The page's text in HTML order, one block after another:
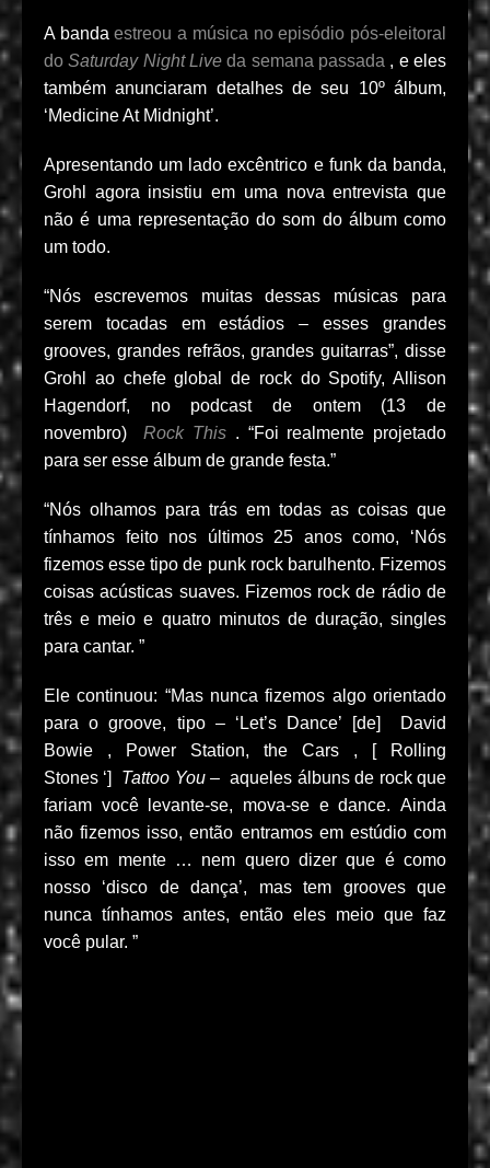
A bandaestreou a música no episódio pós-eleitoral
doSaturday Night Live da semana passada , e eles
também anunciaram detalhes de seu 10º álbum,
‘Medicine At Midnight’.
Apresentando um lado excêntrico e funk da banda,
Grohl agora insistiu em uma nova entrevista que
não é uma representação do som do álbum como
um todo.
“Nós escrevemos muitas dessas músicas para
serem tocadas em estádios – esses grandes
grooves, grandes refrãos, grandes guitarras”, disse
Grohl ao chefe global de rock do Spotify, Allison
Hagendorf, no podcast de ontem (13 de
novembro)Rock This . “Foi realmente projetado
para ser esse álbum de grande festa.”
“Nós olhamos para trás em todas as coisas que
tínhamos feito nos últimos 25 anos como, ‘Nós
fizemos esse tipo de punk rock barulhento. Fizemos
coisas acústicas suaves. Fizemos rock de rádio de
três e meio e quatro minutos de duração, singles
para cantar. ”
Ele continuou: “Mas nunca fizemos algo orientado
para o groove, tipo – ‘Let’s Dance’ [de]
David
Bowie , Power Station, the Cars , [
Rolling
Stones ‘] Tattoo You – aqueles álbuns de rock que
fariam você levante-se, mova-se e dance. Ainda
não fizemos isso, então entramos em estúdio com
isso em mente … nem quero dizer que é como
nosso ‘disco de dança’, mas tem grooves que
nunca tínhamos antes, então eles meio que faz
você pular. ”